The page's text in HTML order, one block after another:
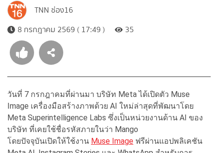
TNN ช่อง16
8 กรกฎาคม 2569 ( 17:49 )
35
วันที่ 7 กรกฎาคมที่ผ่านมา บริษัท Meta ได้เปิดตัว Muse
Image เครื่องมือสร้างภาพด้วย AI ใหม่ล่าสุดที่พัฒนาโดย
Meta Superintelligence Labs ซึ่งเป็นหน่วยงานด้าน AI ของ
บริษัท ที่เคยใช้ชื่อรหัสภายในว่า Mango
โดยปัจจุบันเปิดให้ใช้งาน Muse Image ฟรีผ่านแอปพลิเคชัน